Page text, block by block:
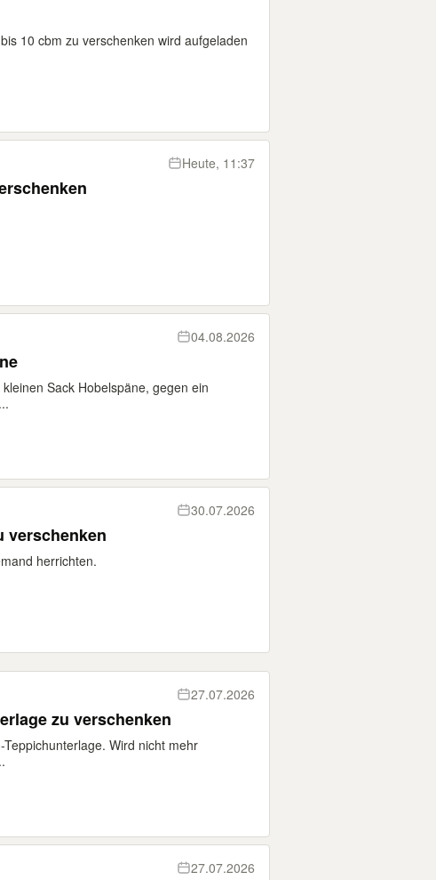
10 cbm zu verschenken wird aufgeladen
Heute, 11:37
04.08.2026
Sack Hobelspäne, gegen ein
30.07.2026
verschenken
herrichten.
27.07.2026
zu verschenken
Wird nicht mehr
27.07.2026